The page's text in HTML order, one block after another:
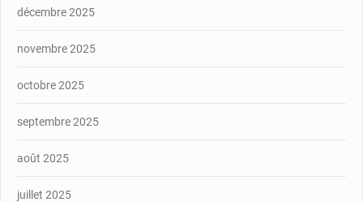
décembre 2025
novembre 2025
octobre 2025
septembre 2025
août 2025
juillet 2025